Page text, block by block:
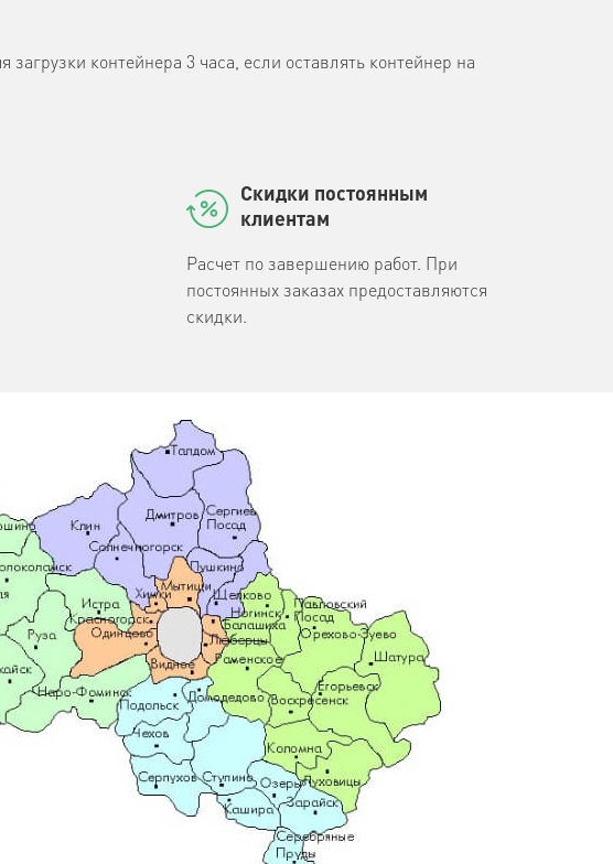
загрузки контейнера 3 часа, если оставлять контейнер на
Скидки постоянным
клиентам
Расчет по завершению работ. При
постоянных заказах предоставляются
скидки.